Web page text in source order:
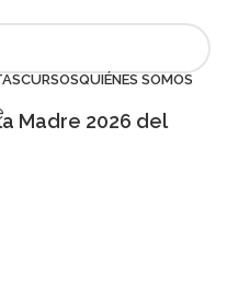
CURSOSQUIÉNES SOMOS
Madre 2026 del